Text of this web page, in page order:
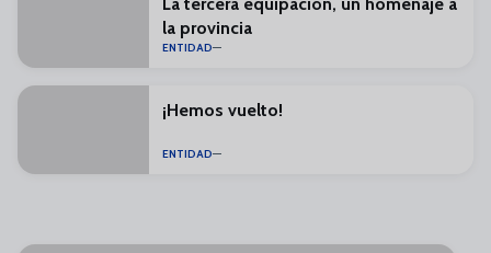
la provincia
ENTIDAD
¡Hemos vuelto!
ENTIDAD